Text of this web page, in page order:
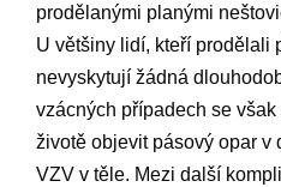
prodělanými planými
U většiny lidí, kteří prodělali
nevyskytují žádná
vzácných případech se
životě objevit pásový opar v
VZV v těle. Mezi další